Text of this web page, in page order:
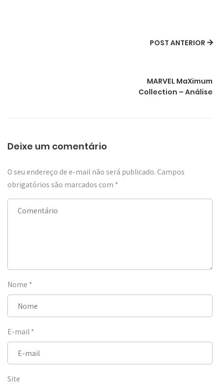
POST ANTERIOR
MARVEL MaXimum
Collection – Análise
Deixe um comentário
O seu endereço de e-mail não será publicado. Campos
obrigatórios são marcados com *
Nome *
E-mail *
Site